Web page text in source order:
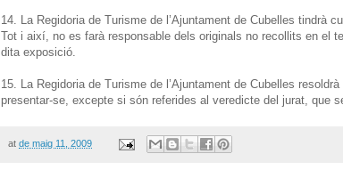
14. La Regidoria de Turisme de l’Ajuntament de Cubelles tindrà
Tot i així, no es farà responsable dels originals no recollits en el
dita exposició.
15. La Regidoria de Turisme de l’Ajuntament de Cubelles
presentar-se, excepte si són referides al veredicte del jurat, que
at de maig 11, 2009